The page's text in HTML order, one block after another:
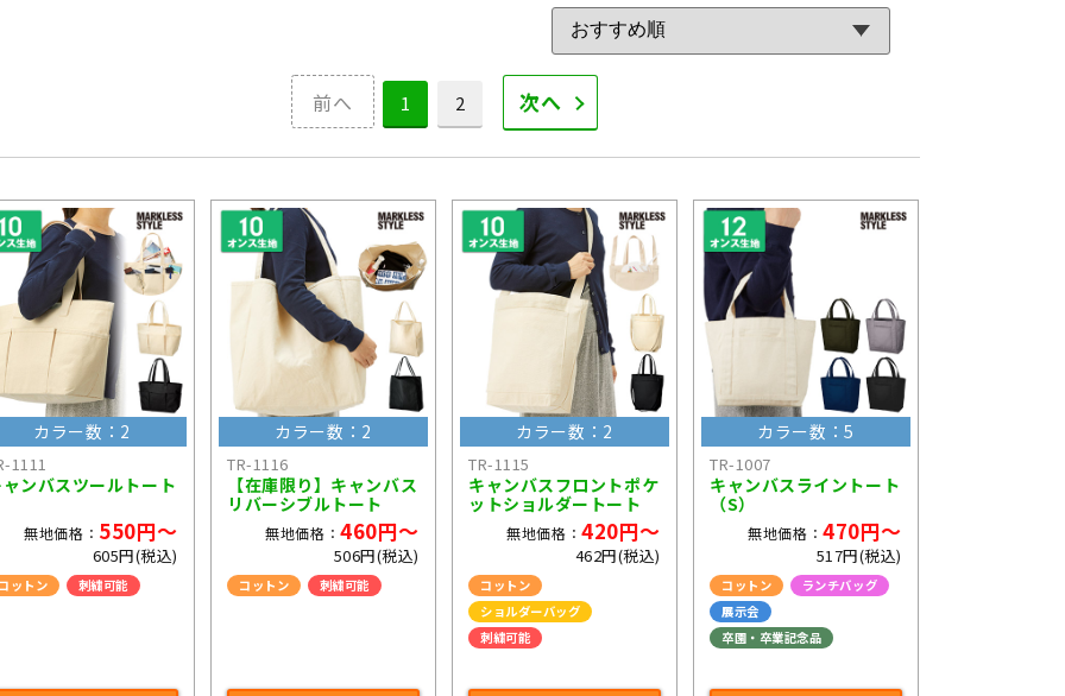
前へ 1 2 次へ
カラー数：2
1111
ンバスツールトート
無地価格： 550円～
605円(税込)
ットン 刺繍可能
カラー数：2
TR-1116
【在庫限り】キャンバス
リバーシブルトート
無地価格：460円～
506円(税込)
コットン 刺繍可能
カラー数：2
TR-1115
キャンバスフロントポケ
ットショルダートート
無地価格：420円～
462円(税込)
コットン
ショルダーバッグ
刺繍可能
カラー数：5
TR-1007
キャンバスライントート
（S）
無地価格：470円～
517円(税込)
コットン
ランチバッグ
展示会
卒園・卒業記念品